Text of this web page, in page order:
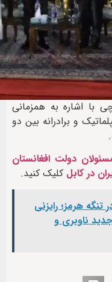
با اشاره به همزمانی
روابط دیپلماتیک و برادرانه بین دو
دولت افغانستان
در کابل کلیک کنید.
تنگه هرمز؛ رایزنی
ناوبری و